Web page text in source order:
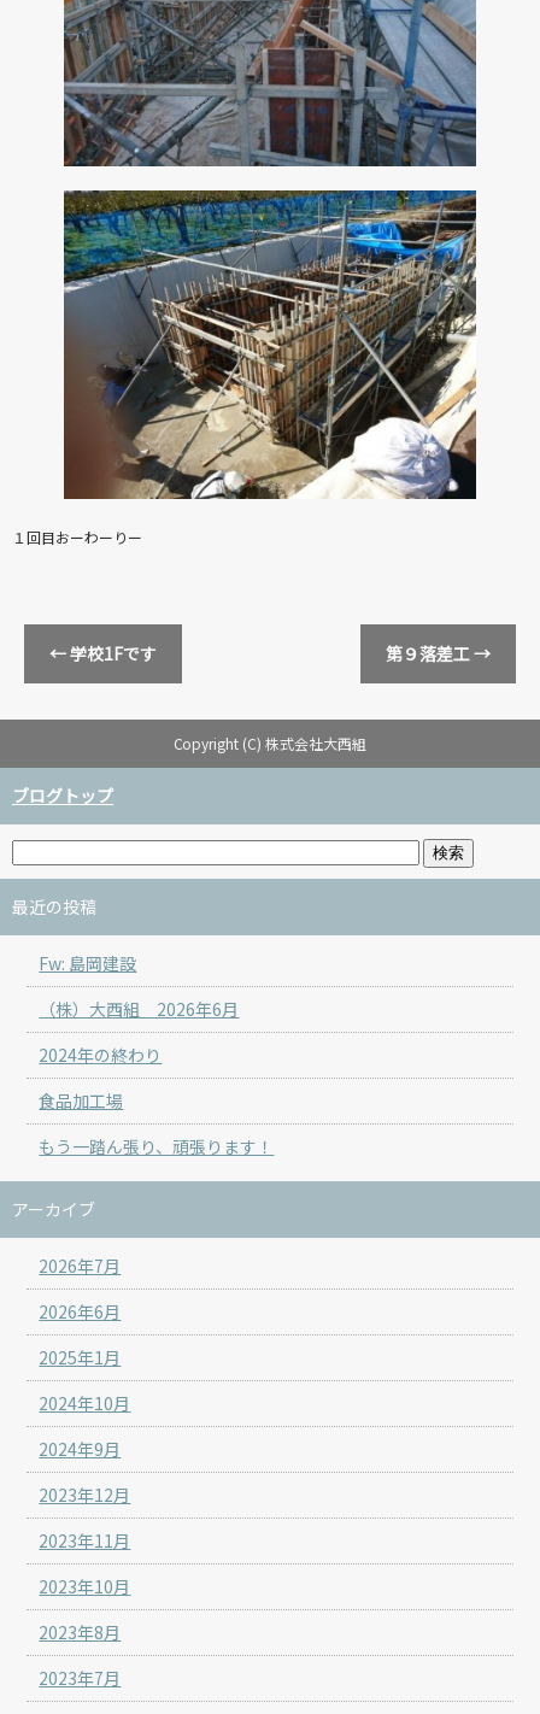
１回目おーわーりー
←学校1Fです 第９落差工→
Copyright (C) 株式会社大西組
ブログトップ
最近の投稿
Fw: 島岡建設
（株）大西組 2026年6月
2024年の終わり
食品加工場
もう一踏ん張り、頑張ります！
アーカイブ
2026年7月
2026年6月
2025年1月
2024年10月
2024年9月
2023年12月
2023年11月
2023年10月
2023年8月
2023年7月